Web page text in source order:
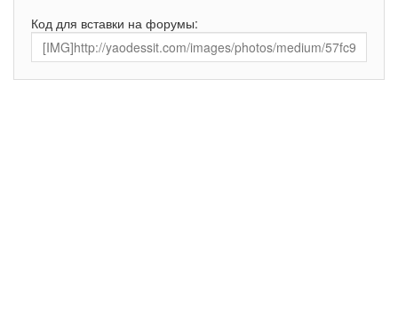
Код для вставки на форумы: